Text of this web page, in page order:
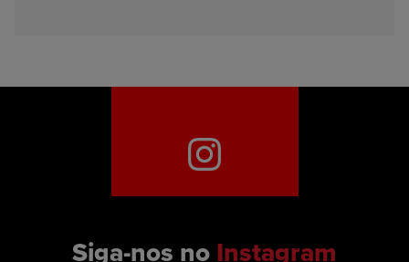
Siga-nos no Instagram